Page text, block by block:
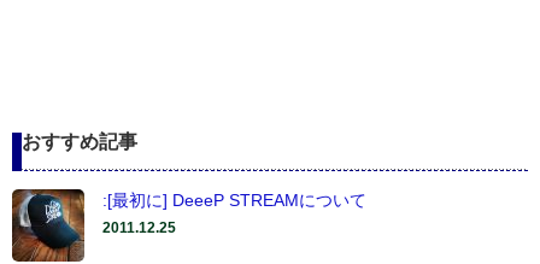
おすすめ記事
:[最初に] DeeeP STREAMについて
2011.12.25